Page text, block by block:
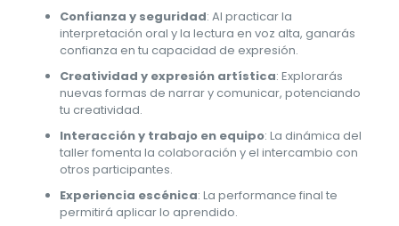
Confianza y seguridad: Al practicar la
interpretación oral y la lectura en voz alta, ganarás
confianza en tu capacidad de expresión.
Creatividad y expresión artística: Explorarás
nuevas formas de narrar y comunicar, potenciando
tu creatividad.
Interacción y trabajo en equipo: La dinámica del
taller fomenta la colaboración y el intercambio con
otros participantes.
Experiencia escénica: La performance final te
permitirá aplicar lo aprendido.